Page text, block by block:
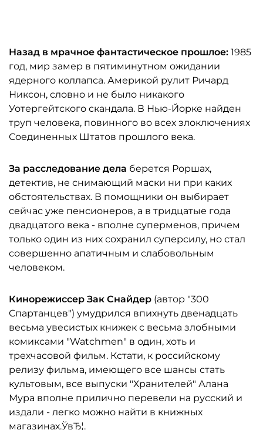
Назад в мрачное фантастическое прошлое: 1985
год, мир замер в пятиминутном ожидании
ядерного коллапса. Америкой рулит Ричард
Никсон, словно и не было никакого
Уотергейтского скандала. В Нью-Йорке найден
труп человека, повинного во всех злоключениях
Соединенных Штатов прошлого века.
За расследование дела берется Роршах,
детектив, не снимающий маски ни при каких
обстоятельствах. В помощники он выбирает
сейчас уже пенсионеров, а в тридцатые года
двадцатого века - вполне суперменов, причем
только один из них сохранил суперсилу, но стал
совершенно апатичным и слабовольным
человеком.
Кинорежиссер Зак Снайдер (автор "300
Спартанцев") умудрился впихнуть двенадцать
весьма увесистых книжек с весьма злобными
комиксами "Watchmen" в один, хоть и
трехчасовой фильм. Кстати, к российскому
релизу фильма, имеющего все шансы стать
культовым, все выпуски "Хранителей" Алана
Мура вполне прилично перевели на русский и
издали - легко можно найти в книжных
магазинах.ЎвЂ¦.